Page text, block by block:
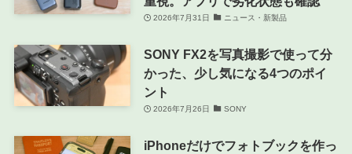
2026年7月31日 ニュース・新製品
SONY FX2を写真撮影で使って分
かった、少し気になる4つのポイ
ント
2026年7月26日 SONY
iPhoneだけでフォトブックを作っ